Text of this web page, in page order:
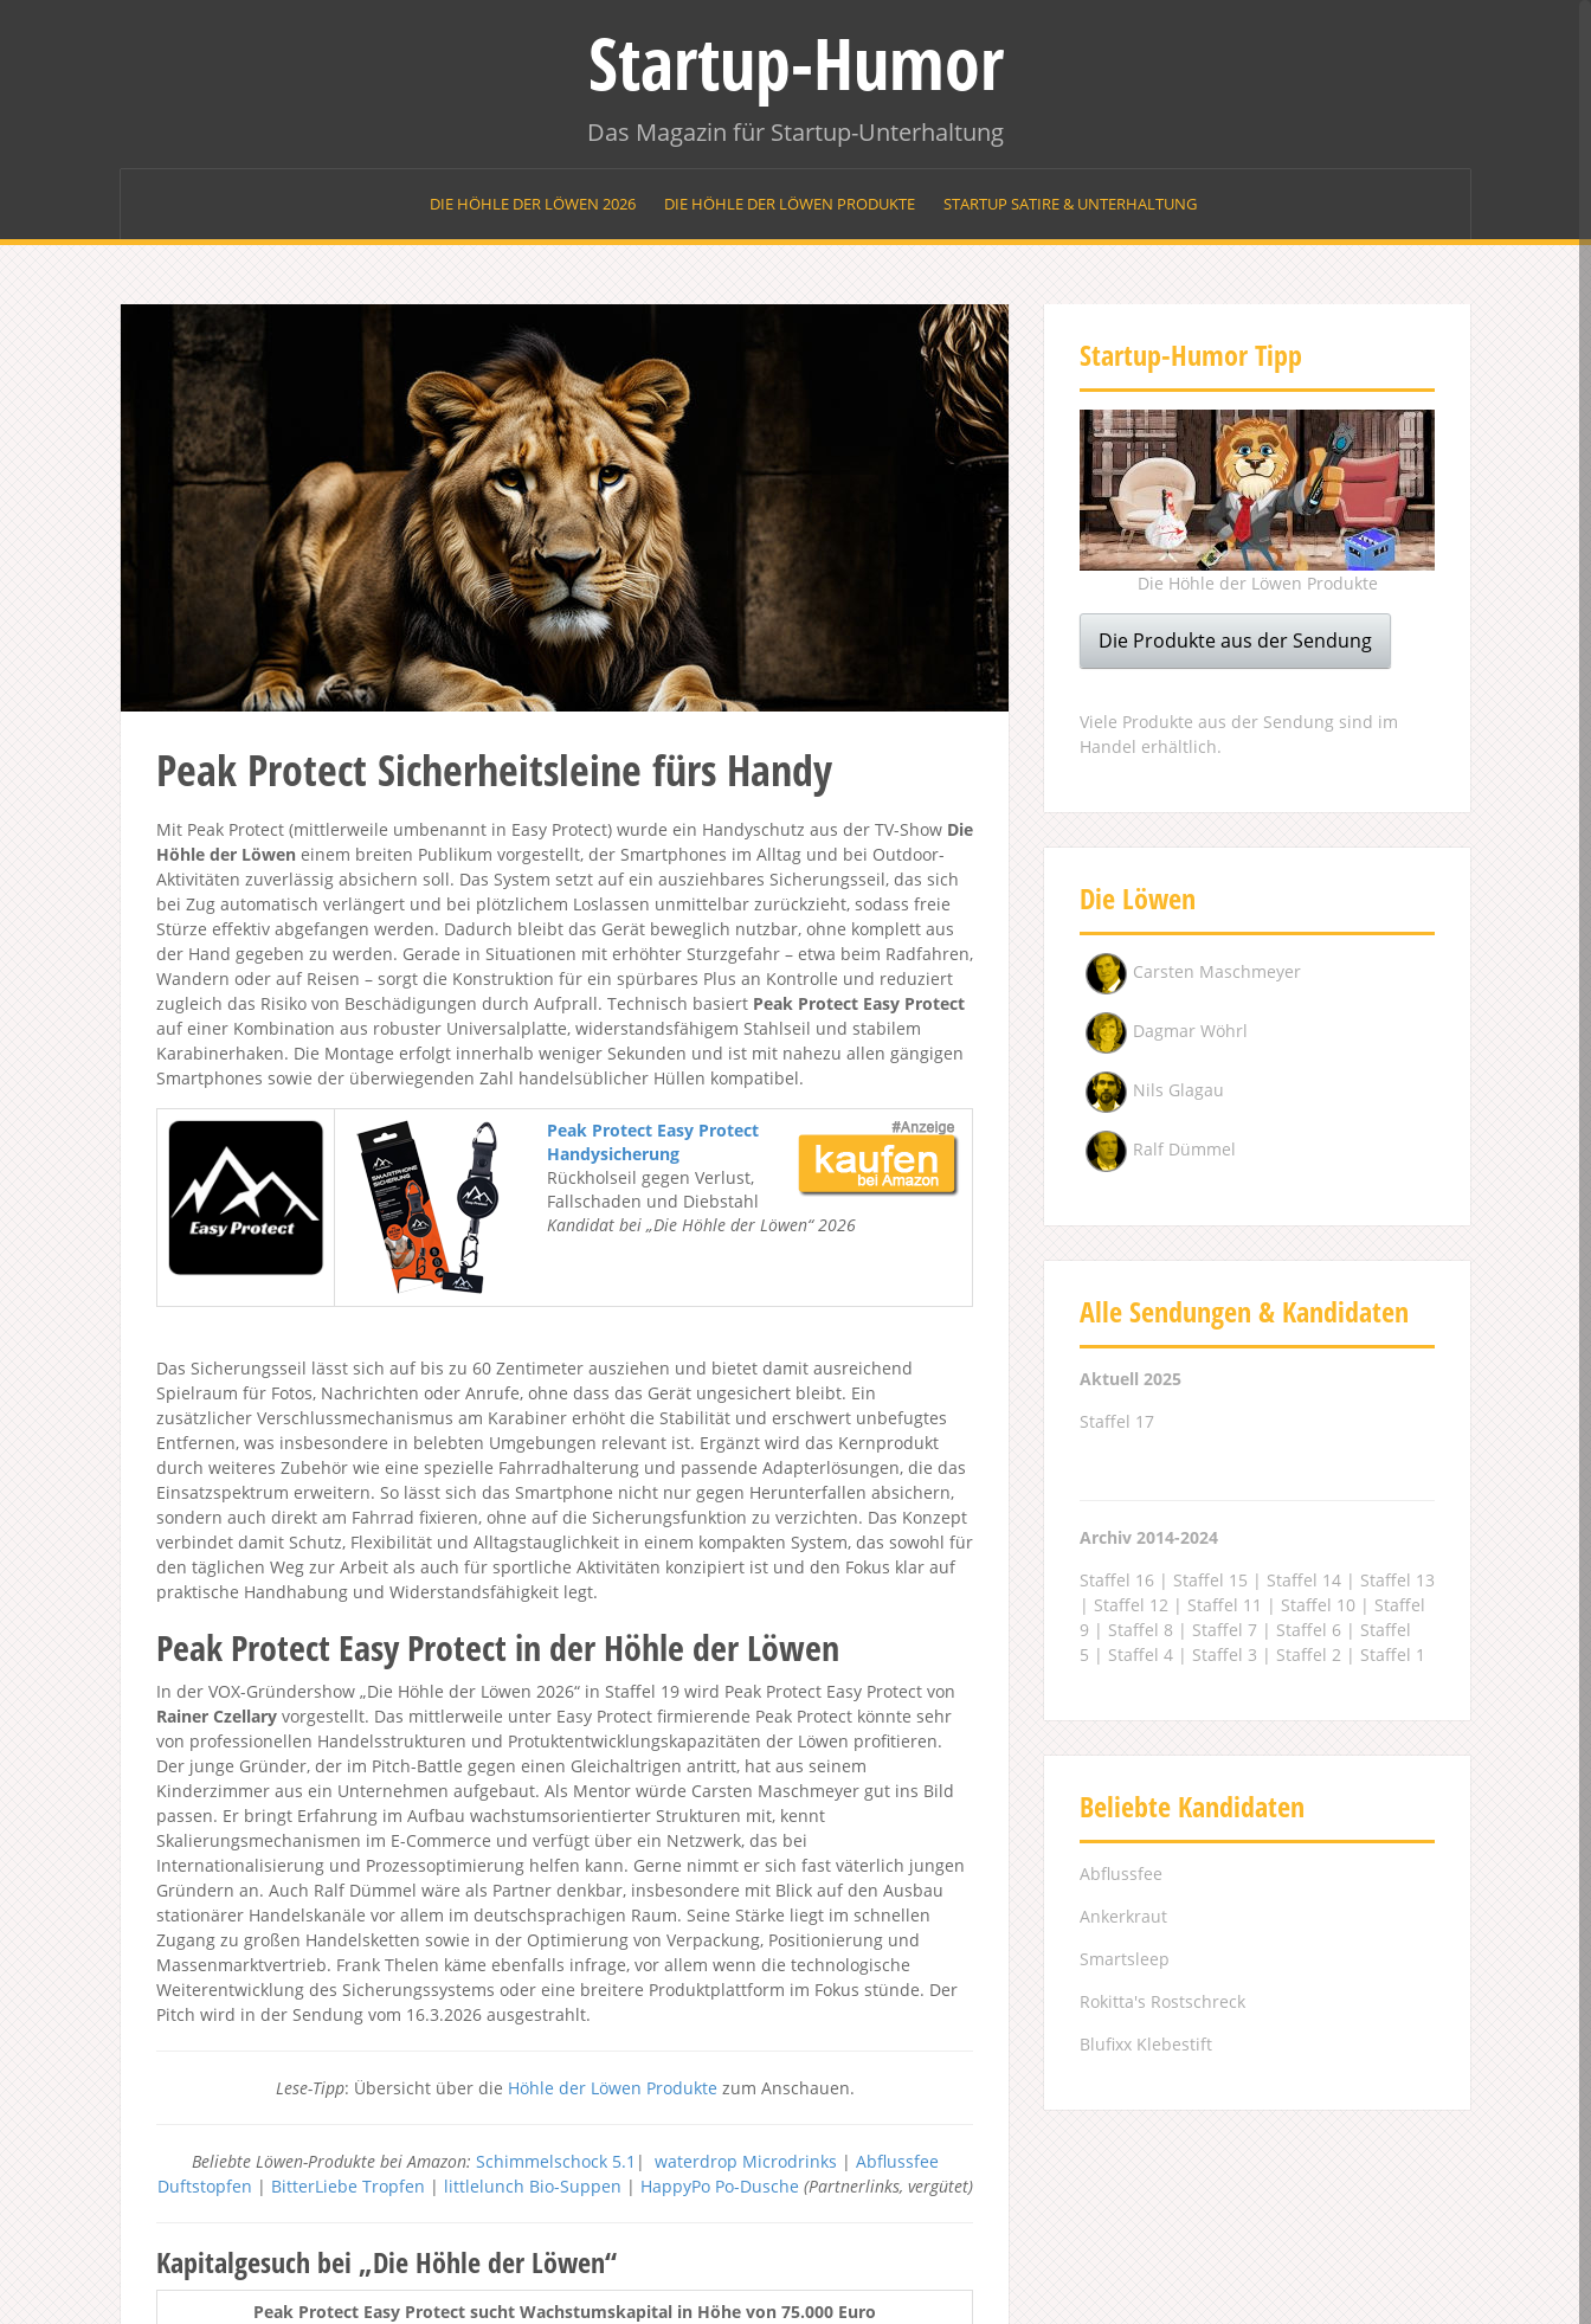
Startup-Humor
Das Magazin für Startup-Unterhaltung
DIE HÖHLE DER LÖWEN 2026 DIE HÖHLE DER LÖWEN PRODUKTE STARTUP SATIRE & UNTERHALTUNG
Peak Protect Sicherheitsleine fürs Handy
Mit Peak Protect (mittlerweile umbenannt in Easy Protect) wurde ein Handyschutz aus der TV-Show Die
Höhle der Löwen einem breiten Publikum vorgestellt, der Smartphones im Alltag und bei Outdoor-
Aktivitäten zuverlässig absichern soll. Das System setzt auf ein ausziehbares Sicherungsseil, das sich
bei Zug automatisch verlängert und bei plötzlichem Loslassen unmittelbar zurückzieht, sodass freie
Stürze effektiv abgefangen werden. Dadurch bleibt das Gerät beweglich nutzbar, ohne komplett aus
der Hand gegeben zu werden. Gerade in Situationen mit erhöhter Sturzgefahr – etwa beim Radfahren,
Wandern oder auf Reisen – sorgt die Konstruktion für ein spürbares Plus an Kontrolle und reduziert
zugleich das Risiko von Beschädigungen durch Aufprall. Technisch basiert Peak Protect Easy Protect
auf einer Kombination aus robuster Universalplatte, widerstandsfähigem Stahlseil und stabilem
Karabinerhaken. Die Montage erfolgt innerhalb weniger Sekunden und ist mit nahezu allen gängigen
Smartphones sowie der überwiegenden Zahl handelsüblicher Hüllen kompatibel.
Peak Protect Easy Protect
Handysicherung
Rückholseil gegen Verlust,
Fallschaden und Diebstahl
Kandidat bei „Die Höhle der Löwen“ 2026
Das Sicherungsseil lässt sich auf bis zu 60 Zentimeter ausziehen und bietet damit ausreichend
Spielraum für Fotos, Nachrichten oder Anrufe, ohne dass das Gerät ungesichert bleibt. Ein
zusätzlicher Verschlussmechanismus am Karabiner erhöht die Stabilität und erschwert unbefugtes
Entfernen, was insbesondere in belebten Umgebungen relevant ist. Ergänzt wird das Kernprodukt
durch weiteres Zubehör wie eine spezielle Fahrradhalterung und passende Adapterlösungen, die das
Einsatzspektrum erweitern. So lässt sich das Smartphone nicht nur gegen Herunterfallen absichern,
sondern auch direkt am Fahrrad fixieren, ohne auf die Sicherungsfunktion zu verzichten. Das Konzept
verbindet damit Schutz, Flexibilität und Alltagstauglichkeit in einem kompakten System, das sowohl für
den täglichen Weg zur Arbeit als auch für sportliche Aktivitäten konzipiert ist und den Fokus klar auf
praktische Handhabung und Widerstandsfähigkeit legt.
Peak Protect Easy Protect in der Höhle der Löwen
In der VOX-Gründershow „Die Höhle der Löwen 2026“ in Staffel 19 wird Peak Protect Easy Protect von
Rainer Czellary vorgestellt. Das mittlerweile unter Easy Protect firmierende Peak Protect könnte sehr
von professionellen Handelsstrukturen und Protuktentwicklungskapazitäten der Löwen profitieren.
Der junge Gründer, der im Pitch-Battle gegen einen Gleichaltrigen antritt, hat aus seinem
Kinderzimmer aus ein Unternehmen aufgebaut. Als Mentor würde Carsten Maschmeyer gut ins Bild
passen. Er bringt Erfahrung im Aufbau wachstumsorientierter Strukturen mit, kennt
Skalierungsmechanismen im E-Commerce und verfügt über ein Netzwerk, das bei
Internationalisierung und Prozessoptimierung helfen kann. Gerne nimmt er sich fast väterlich jungen
Gründern an. Auch Ralf Dümmel wäre als Partner denkbar, insbesondere mit Blick auf den Ausbau
stationärer Handelskanäle vor allem im deutschsprachigen Raum. Seine Stärke liegt im schnellen
Zugang zu großen Handelsketten sowie in der Optimierung von Verpackung, Positionierung und
Massenmarktvertrieb. Frank Thelen käme ebenfalls infrage, vor allem wenn die technologische
Weiterentwicklung des Sicherungssystems oder eine breitere Produktplattform im Fokus stünde. Der
Pitch wird in der Sendung vom 16.3.2026 ausgestrahlt.
Lese-Tipp: Übersicht über die Höhle der Löwen Produkte zum Anschauen.
Beliebte Löwen-Produkte bei Amazon: Schimmelschock 5.1 | waterdrop Microdrinks | Abflussfee
Duftstopfen | BitterLiebe Tropfen | littlelunch Bio-Suppen | HappyPo Po-Dusche (Partnerlinks, vergütet)
Kapitalgesuch bei „Die Höhle der Löwen“
Peak Protect Easy Protect sucht Wachstumskapital in Höhe von 75.000 Euro
Startup-Humor Tipp
Die Höhle der Löwen Produkte
Die Produkte aus der Sendung
Viele Produkte aus der Sendung sind im
Handel erhältlich.
Die Löwen
Carsten Maschmeyer
Dagmar Wöhrl
Nils Glagau
Ralf Dümmel
Alle Sendungen & Kandidaten
Aktuell 2025
Staffel 17
Archiv 2014-2024
Staffel 16 | Staffel 15 | Staffel 14 | Staffel 13
| Staffel 12 | Staffel 11 | Staffel 10 | Staffel
9 | Staffel 8 | Staffel 7 | Staffel 6 | Staffel
5 | Staffel 4 | Staffel 3 | Staffel 2 | Staffel 1
Beliebte Kandidaten
Abflussfee
Ankerkraut
Smartsleep
Rokitta's Rostschreck
Blufixx Klebestift